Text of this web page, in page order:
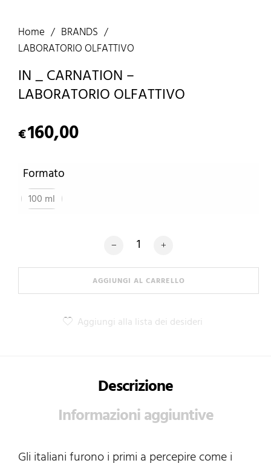
Home / BRANDS /
LABORATORIO OLFATTIVO
IN _ CARNATION –
LABORATORIO OLFATTIVO
€160,00
Formato
100 ml
IN _ CARNATION - LABORATORIO
AGGIUNGI AL CARRELLO
Aggiungi alla lista dei desideri
Descrizione
Informazioni aggiuntive
Gli italiani furono i primi a percepire come i